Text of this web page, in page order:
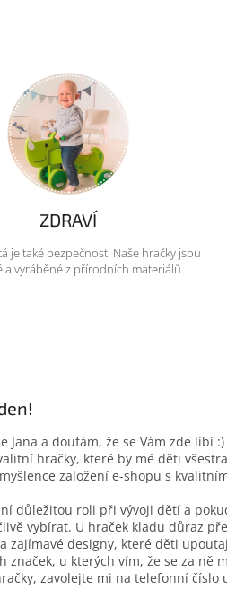
ZDRAVÍ
je také bezpečnost. Naše hračky jsou
a vyráběné z přírodních materiálů.
Jana a doufám, že se Vám zde líbí
hračky, které by mé děti
založení e-shopu s
důležitou roli při vývoji dětí a
vybírat. U hraček kladu důraz
zajímavé designy, které děti
značek, u kterých vím, že se za ně
zavolejte mi na telefonní